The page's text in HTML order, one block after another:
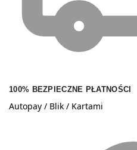
100% BEZPIECZNE PŁATNOŚCI
Autopay / Blik / Kartami